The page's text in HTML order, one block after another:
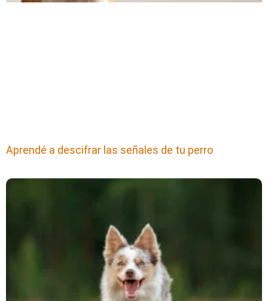
Aprendé a descifrar las señales de tu perro